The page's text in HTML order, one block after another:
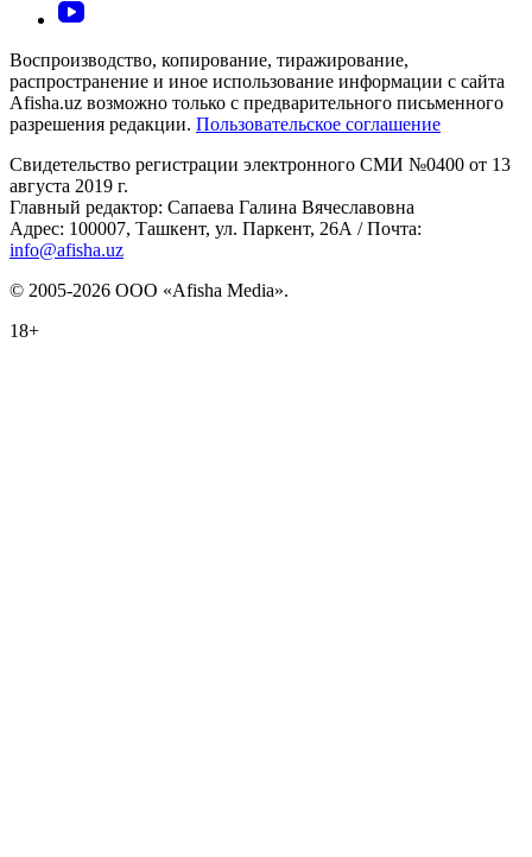
Воспроизводство, копирование, тиражирование,
распространение и иное использование информации с сайта
Afisha.uz возможно только с предварительного письменного
разрешения редакции. Пользовательское соглашение
Свидетельство регистрации электронного СМИ №0400 от 13
августа 2019 г.
Главный редактор: Сапаева Галина Вячеславовна
Адрес: 100007, Ташкент, ул. Паркент, 26А / Почта:
info@afisha.uz
© 2005-2026 ООО «Afisha Media».
18+